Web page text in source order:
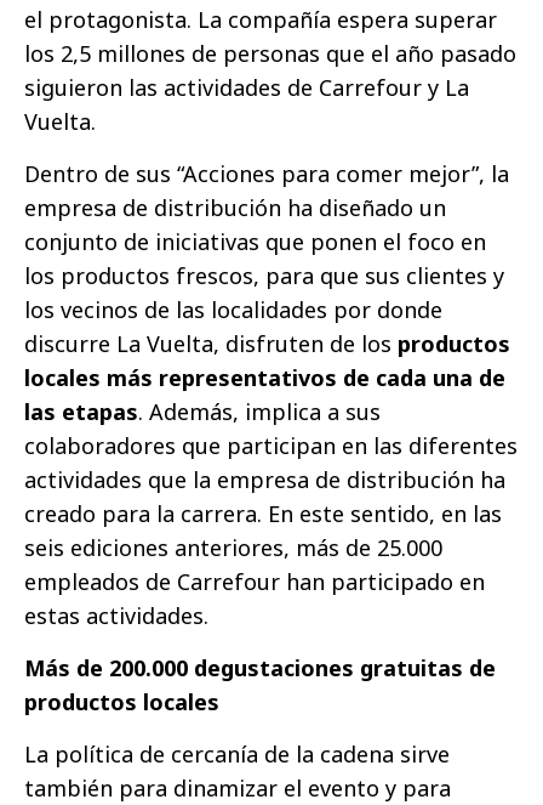
el protagonista. La compañía espera superar
los 2,5 millones de personas que el año pasado
siguieron las actividades de Carrefour y La
Vuelta.
Dentro de sus “Acciones para comer mejor”, la
empresa de distribución ha diseñado un
conjunto de iniciativas que ponen el foco en
los productos frescos, para que sus clientes y
los vecinos de las localidades por donde
discurre La Vuelta, disfruten de los productos
locales más representativos de cada una de
las etapas. Además, implica a sus
colaboradores que participan en las diferentes
actividades que la empresa de distribución ha
creado para la carrera. En este sentido, en las
seis ediciones anteriores, más de 25.000
empleados de Carrefour han participado en
estas actividades.
Más de 200.000 degustaciones gratuitas de
productos locales
La política de cercanía de la cadena sirve
también para dinamizar el evento y para